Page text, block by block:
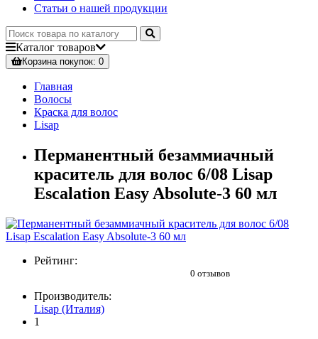
Статьи о нашей продукции
Каталог товаров
Корзинапокупок: 0
Главная
Волосы
Краска для волос
Lisap
Перманентный безаммиачный
краситель для волос 6/08 Lisap
Escalation Easy Absolute-3 60 мл
Рейтинг:
0 отзывов
Производитель:
Lisap (Италия)
1